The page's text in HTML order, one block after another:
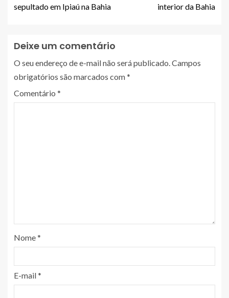
sepultado em Ipiaú na Bahia interior da Bahia
Deixe um comentário
O seu endereço de e-mail não será publicado.Campos
obrigatórios são marcados com*
Comentário *
Nome*
E-mail*